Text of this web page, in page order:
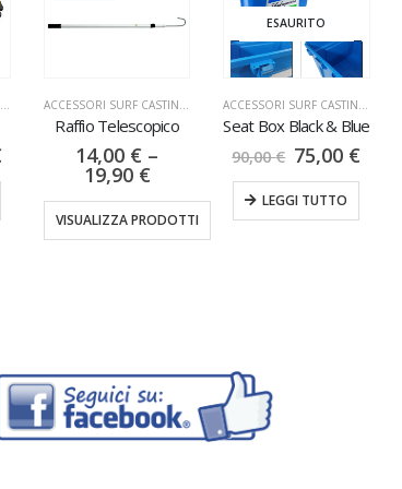
,TRIPODI ACCESSORI SURF CASTING,RAFFI
Raffio Telescopico
14,00€–
19,90€
VISUALIZZA PRODOTTI
ESAURITO
ACCESSORI SURF CASTING,
Seat Box Black & Blue
90,00€ 75,00€
LEGGI TUTTO